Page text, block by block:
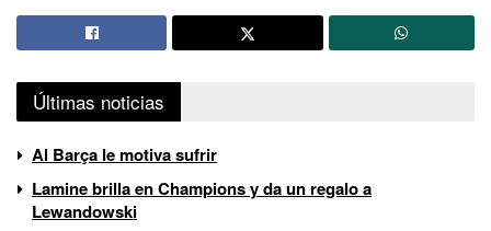
Últimas noticias
Al Barça le motiva sufrir
Lamine brilla en Champions y da un regalo a
Lewandowski